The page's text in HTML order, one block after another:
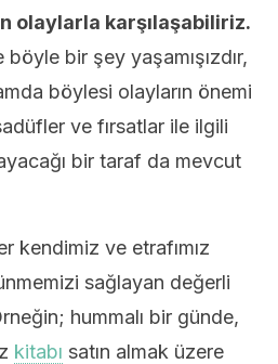
olaylarla karşılaşabiliriz.
bir şey yaşamışızdır,
böylesi olayların önemi
ve fırsatlar ile ilgili
bir taraf da mevcut
kendimiz ve etrafımız
sağlayan değerli
hummalı bir günde,
kitabı satın almak üzere